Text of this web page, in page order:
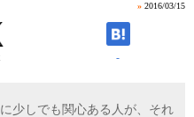
» 2016/03/15
-
少しでも関心ある人が、それ